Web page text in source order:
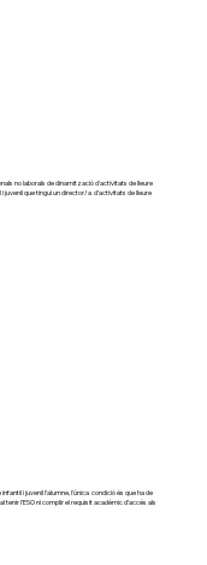
no laborals de dinamització d'activitats de lleure
juvenil que tingui un director/a d’activitats de lleure
i juvenil l’alumne, l'única condició és que ha de
l'ESO ni complir el requisit acadèmic d’accés als